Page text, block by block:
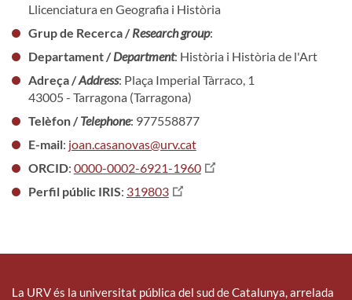
Llicenciatura en Geografia i Història
Grup de Recerca /Research group:
Departament /Department: Història i Història de l'Art
Adreça /Address: Plaça Imperial Tàrraco, 1
43005 - Tarragona (Tarragona)
Telèfon /Telephone: 977558877
E-mail: joan.casanovas@urv.cat
ORCID: 0000-0002-6921-1960
Perfil públic IRIS: 319803
La URV és la universitat pública del sud de Catalunya, arrelada